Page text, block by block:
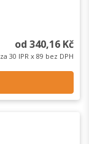
od 340,16 Kč
za 30 IPR x 89 bez DPH